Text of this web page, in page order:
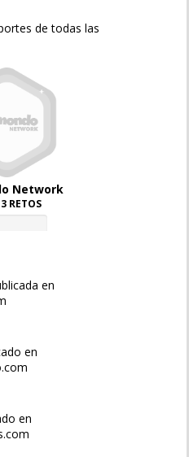
de todas las
Network
RETOS
en
en
en